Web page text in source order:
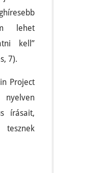
lehet
kell”
7).
Project
írásait,